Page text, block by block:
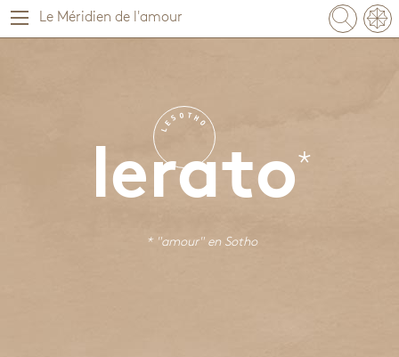
Le Méridien de l'amour
lerato
L
E
S O TH
O
* "amour" en Sotho